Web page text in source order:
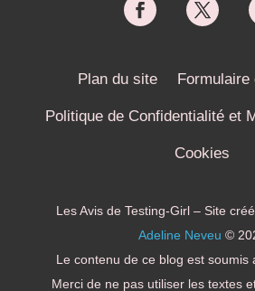
Plan du site Formulaire
Politique de Confidentialité et
Cookies
Les Avis de Testing-Girl – Site
Adeline Neveu ©
Le contenu de ce blog est soumis
Merci de ne pas utiliser les textes